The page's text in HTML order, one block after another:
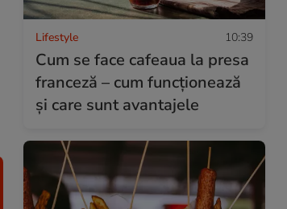
Lifestyle 10:39
Cum se face cafeaua la presa
franceză – cum funcționează
și care sunt avantajele